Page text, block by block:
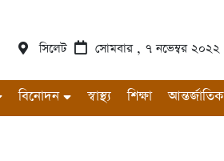
সিলেট সোমবার , ৭ নভেম্বর ২০২২
বিনোদন স্বাস্থ্য শিক্ষা আন্তর্জাতিক